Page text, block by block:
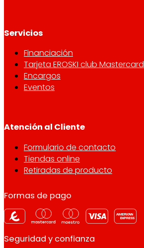
Servicios
Financiación
Tarjeta EROSKI club Mastercard
Encargos
Eventos
Atención al Cliente
Formulario de contacto
Tiendas online
Retiradas de producto
Formas de pago
Seguridad y confianza